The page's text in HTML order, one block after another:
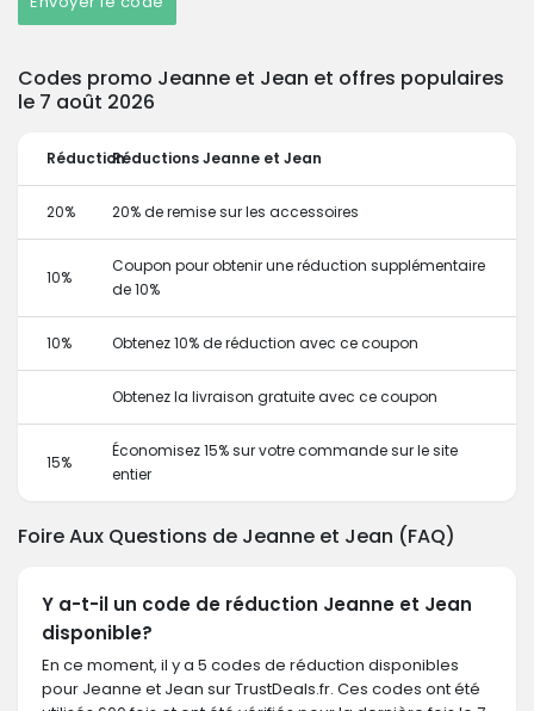
Codes promo Jeanne et Jean et offres populaires
le 7 août 2026
RéductionRéductions Jeanne et Jean
20% 20% de remise sur les accessoires
10%
Coupon pour obtenir une réduction supplémentaire
de 10%
10% Obtenez 10% de réduction avec ce coupon
Obtenez la livraison gratuite avec ce coupon
15%
Économisez 15% sur votre commande sur le site
entier
Foire Aux Questions de Jeanne et Jean (FAQ)
Y a-t-il un code de réduction Jeanne et Jean
disponible?
En ce moment, il y a 5 codes de réduction disponibles
pour Jeanne et Jean sur TrustDeals.fr. Ces codes ont été